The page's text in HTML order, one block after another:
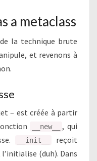
a metaclass
la technique brute
et revenons à
– est créée à partir
__new__
, qui
__init__
reçoit
(duh). Dans